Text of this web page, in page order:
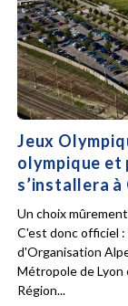
Jeux
olympique et
s’installera
Un choix
C'est donc officiel
d'Organisation
Métropole de Lyon
Région...